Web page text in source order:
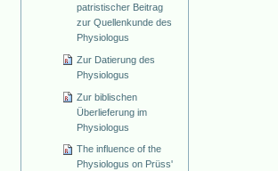
patristischer Beitrag
zur Quellenkunde des
Physiologus
Zur Datierung des
Physiologus
Zur biblischen
Überlieferung im
Physiologus
The influence of the
Physiologus on Prüss'